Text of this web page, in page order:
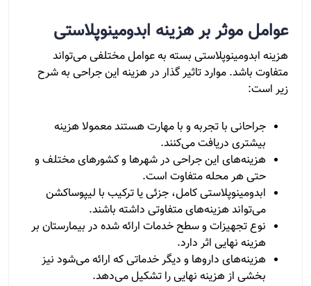
عوامل موثر بر هزینه ابدومینوپلاستی
هزینه ابدومینوپلاستی بسته به عوامل مختلفی می‌تواند
متفاوت باشد. موارد تاثیر گذار در هزینه این جراحی به شرح
زیر است:
جراحانی با تجربه و با مهارت هستند معمولا هزینه
بیشتری دریافت می‌کنند.
هزینه‌های این جراحی در شهرها و کشورهای مختلف و
حتی هر محله متفاوت است.
ابدومینوپلاستی کامل، جزئی یا ترکیب با لیپوساکشن
می‌تواند هزینه‌های متفاوتی داشته باشند.
نوع تجهیزات و سطح خدمات ارائه‌ شده در بیمارستان بر
هزینه نهایی اثر دارد.
هزینه‌های داروها و دیگر خدماتی که ارائه می‌شود نیز
بخشی از هزینه نهایی را تشکیل می‌دهد.